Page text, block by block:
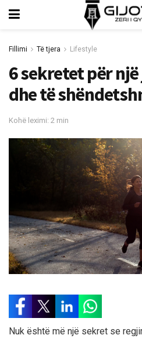
Fillimi Të tjera Lifestyle
6 sekretet për
dhe të
Kohë leximi: 2 min
Nuk është më një sekret se